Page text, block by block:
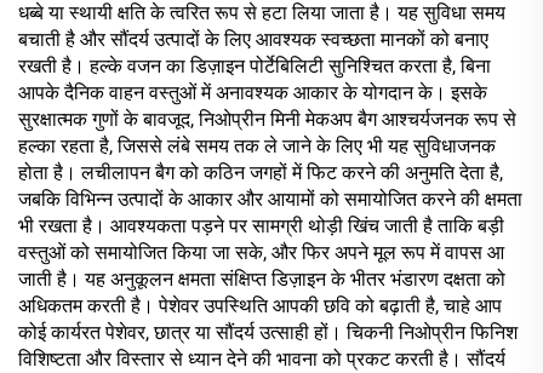
धब्बे या स्थायी क्षति के त्वरित रूप से हटा लिया जाता है। यह सुविधा समय
बचाती है और सौंदर्य उत्पादों के लिए आवश्यक स्वच्छता मानकों को बनाए
रखती है। हल्के वजन का डिज़ाइन पोर्टेबिलिटी सुनिश्चित करता है, बिना
आपके दैनिक वाहन वस्तुओं में अनावश्यक आकार के योगदान के। इसके
सुरक्षात्मक गुणों के बावजूद, निओप्रीन मिनी मेकअप बैग आश्चर्यजनक रूप से
हल्का रहता है, जिससे लंबे समय तक ले जाने के लिए भी यह सुविधाजनक
होता है। लचीलापन बैग को कठिन जगहों में फिट करने की अनुमति देता है,
जबकि विभिन्न उत्पादों के आकार और आयामों को समायोजित करने की क्षमता
भी रखता है। आवश्यकता पड़ने पर सामग्री थोड़ी खिंच जाती है ताकि बड़ी
वस्तुओं को समायोजित किया जा सके, और फिर अपने मूल रूप में वापस आ
जाती है। यह अनुकूलन क्षमता संक्षिप्त डिज़ाइन के भीतर भंडारण दक्षता को
अधिकतम करती है। पेशेवर उपस्थिति आपकी छवि को बढ़ाती है, चाहे आप
कोई कार्यरत पेशेवर, छात्र या सौंदर्य उत्साही हों। चिकनी निओप्रीन फिनिश
विशिष्टता और विस्तार से ध्यान देने की भावना को प्रकट करती है। सौंदर्य